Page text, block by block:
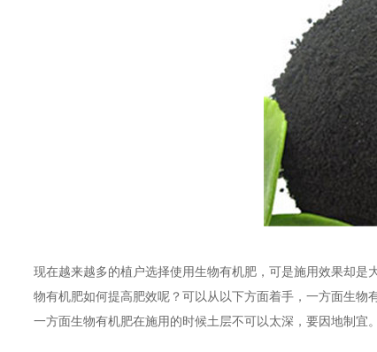
现在越来越多的植户选择使用生物有机肥，可是施用效果却
物有机肥如何提高肥效呢？可以从以下方面着手，一方面生物
一方面生物有机肥在施用的时候土层不可以太深，要因地制宜。